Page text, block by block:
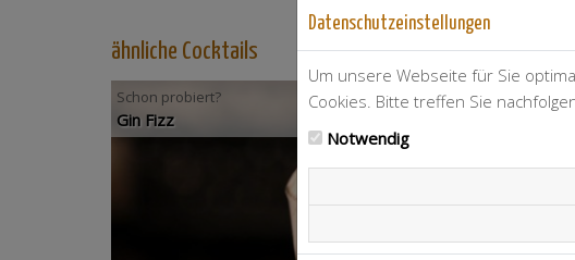
ähnliche Cocktails
Schon probiert?
Gin Fizz
Datenschutzeinstellungen
Um unsere Webseite für Sie
Cookies. Bitte treffen Sie
Notwendig